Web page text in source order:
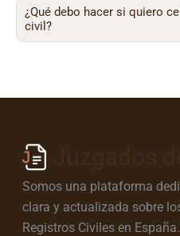
¿Qué debo hacer si quiero
civil?
Somos una plataforma
clara y actualizada sobre
Registros Civiles en